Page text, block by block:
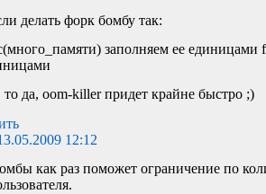
делать форк бомбу так:
заполняем ее единицами
то да, oom-killer придет крайне быстро ;)
12:12
как раз поможет ограничение по